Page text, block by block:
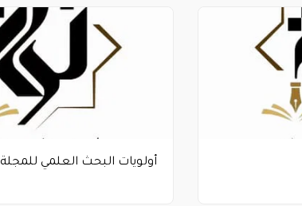
أولويات البحث العلمي للمجلة